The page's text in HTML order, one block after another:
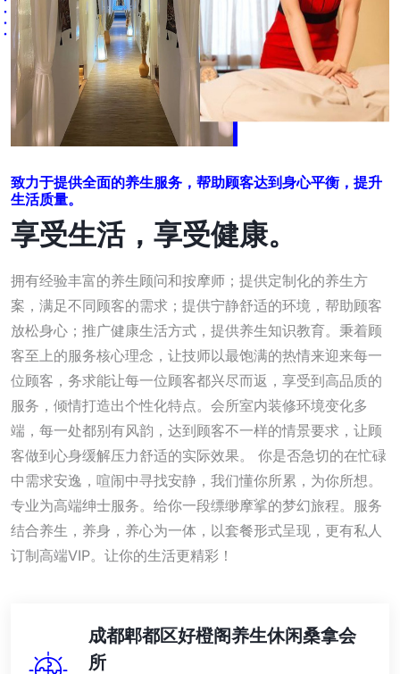
致力于提供全面的养生服务，帮助顾客达到身心平衡，提升
生活质量。
享受生活，享受健康。
拥有经验丰富的养生顾问和按摩师；提供定制化的养生方
案，满足不同顾客的需求；提供宁静舒适的环境，帮助顾客
放松身心；推广健康生活方式，提供养生知识教育。秉着顾
客至上的服务核心理念，让技师以最饱满的热情来迎来每一
位顾客，务求能让每一位顾客都兴尽而返，享受到高品质的
服务，倾情打造出个性化特点。会所室内装修环境变化多
端，每一处都别有风韵，达到顾客不一样的情景要求，让顾
客做到心身缓解压力舒适的实际效果。 你是否急切的在忙碌
中需求安逸，喧闹中寻找安静，我们懂你所累，为你所想。
专业为高端绅士服务。给你一段缥缈摩挲的梦幻旅程。服务
结合养生，养身，养心为一体，以套餐形式呈现，更有私人
订制高端VIP。让你的生活更精彩！
成都郫都区好橙阁养生休闲桑拿会
所